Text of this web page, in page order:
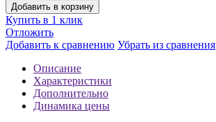
Добавить в корзину
Купить в 1 клик
Отложить
Добавить к сравнению Убрать из сравнения
Описание
Характеристики
Дополнительно
Динамика цены